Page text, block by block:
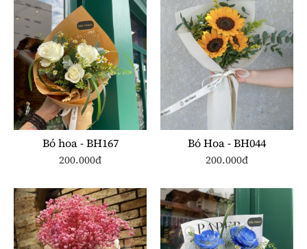
Bó hoa - BH167
200.000đ
Bó Hoa - BH044
200.000đ